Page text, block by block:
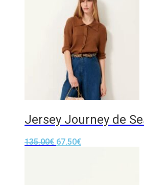
Jersey Journey de
135.00€ 67.50€